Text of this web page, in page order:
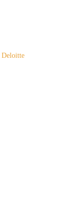
Deloitte